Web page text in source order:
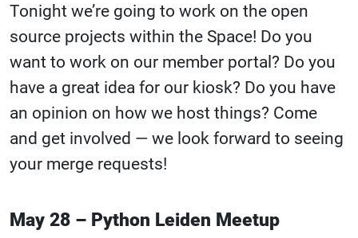
Tonight we’re going to work on the open
source projects within the Space! Do you
want to work on our member portal? Do you
have a great idea for our kiosk? Do you have
an opinion on how we host things? Come
and get involved — we look forward to seeing
your merge requests!
May 28 – Python Leiden Meetup